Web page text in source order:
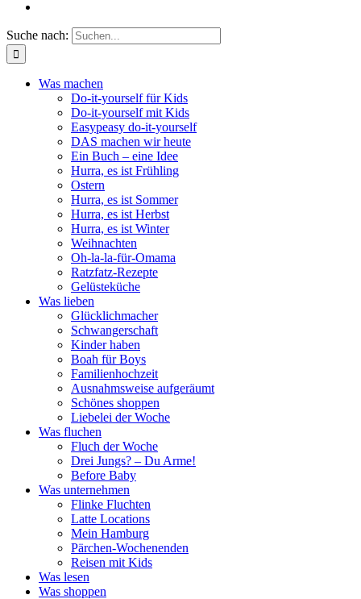
Suche nach:
Was machen
Do-it-yourself für Kids
Do-it-yourself mit Kids
Easypeasy do-it-yourself
DAS machen wir heute
Ein Buch – eine Idee
Hurra, es ist Frühling
Ostern
Hurra, es ist Sommer
Hurra, es ist Herbst
Hurra, es ist Winter
Weihnachten
Oh-la-la-für-Omama
Ratzfatz-Rezepte
Gelüsteküche
Was lieben
Glücklichmacher
Schwangerschaft
Kinder haben
Boah für Boys
Familienhochzeit
Ausnahmsweise aufgeräumt
Schönes shoppen
Liebelei der Woche
Was fluchen
Fluch der Woche
Drei Jungs? – Du Arme!
Before Baby
Was unternehmen
Flinke Fluchten
Latte Locations
Mein Hamburg
Pärchen-Wochenenden
Reisen mit Kids
Was lesen
Was shoppen